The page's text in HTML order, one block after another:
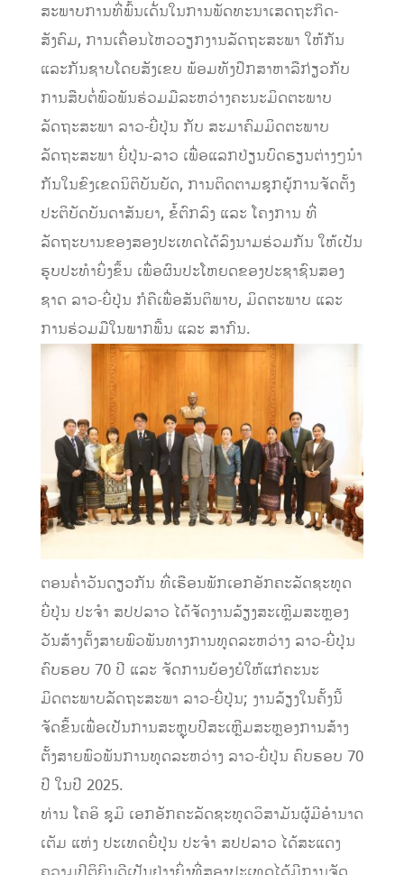
ສະພາບການທີ່ພົ້ນເດັ່ນໃນການພັດທະນາເສດຖະກິດ-
ສັງຄົມ, ການເຄື່ອນໄຫວວຽກງານລັດຖະສະພາ ໃຫ້ກັນ
ແລະກັນຊາບໂດຍສັງເຂບ ພ້ອມທັງປຶກສາຫາລືກ່ຽວກັບ
ການສືບຕໍ່ພົວພັນຮ່ວມມືລະຫວ່າງຄະນະມິດຕະພາບ
ລັດຖະສະພາ ລາວ-ຍີ່ປຸ່ນ ກັບ ສະມາຄົມມິດຕະພາບ
ລັດຖະສະພາ ຍີ່ປຸ່ນ-ລາວ ເພື່ອແລກປ່ຽນບົດຮຽນຕ່າງໆນໍາ
ກັນໃນຂົງເຂດນິຕິບັນຍັດ, ການຕິດຕາມຊຸກຍູ້ການຈັດຕັ້ງ
ປະຕິບັດບັນດາສັນຍາ, ຂໍ້ຕົກລົງ ແລະ ໂຄງການ ທີ່
ລັດຖະບານຂອງສອງປະເທດໄດ້ລົງນາມຮ່ວມກັນ ໃຫ້ເປັນ
ຮູບປະທຳຍິ່ງຂຶ້ນ ເພື່ອຜົນປະໂຫຍດຂອງປະຊາຊົນສອງ
ຊາດ ລາວ-ຍີ່ປຸ່ນ ກໍຄືເພື່ອສັນຕິພາບ, ມິດຕະພາບ ແລະ
ການຮ່ວມມືໃນພາກພື້ນ ແລະ ສາກົນ.
ຕອນຄ່ຳວັນດຽວກັນ ທີ່ເຮືອນພັກເອກອັກຄະລັດຊະທູດ
ຍີ່ປຸ່ນ ປະຈໍາ ສປປລາວ ໄດ້ຈັດງານລ້ຽງສະເຫຼີມສະຫຼອງ
ວັນສ້າງຕັ້ງສາຍພົວພັນທາງການທູດລະຫວ່າງ ລາວ-ຍີ່ປຸ່ນ
ຄົບຮອບ 70 ປີ ແລະ ຈັດການຍ້ອງຍໍໃຫ້ແກ່ຄະນະ
ມິດຕະພາບລັດຖະສະພາ ລາວ-ຍີ່ປຸ່ນ; ງານລ້ຽງໃນຄັ້ງນີ້
ຈັດຂຶ້ນເພື່ອເປັນການສະຫຼຸບປີສະເຫຼີມສະຫຼອງການສ້າງ
ຕັ້ງສາຍພົວພັນການທູດລະຫວ່າງ ລາວ-ຍີ່ປຸ່ນ ຄົບຮອບ 70
ປີ ໃນປີ 2025.
ທ່ານ ໂຄອິ ຊຸມິ ເອກອັກຄະລັດຊະທູດວິສາມັນຜູ້ມີອໍານາດ
ເຕັມ ແຫ່ງ ປະເທດຍີ່ປຸ່ນ ປະຈໍາ ສປປລາວ ໄດ້ສະແດງ